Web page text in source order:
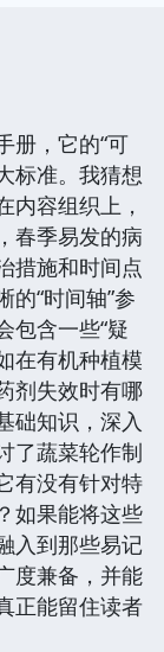
册，它的“可
标准。我猜想
内容组织上，
春季易发的病
措施和时间点
的“时间轴”参
包含一些“疑
在有机种植模
剂失效时有哪
础知识，深入
了蔬菜轮作制
有没有针对特
如果能将这些
入到那些易记
度兼备，并能
正能留住读者